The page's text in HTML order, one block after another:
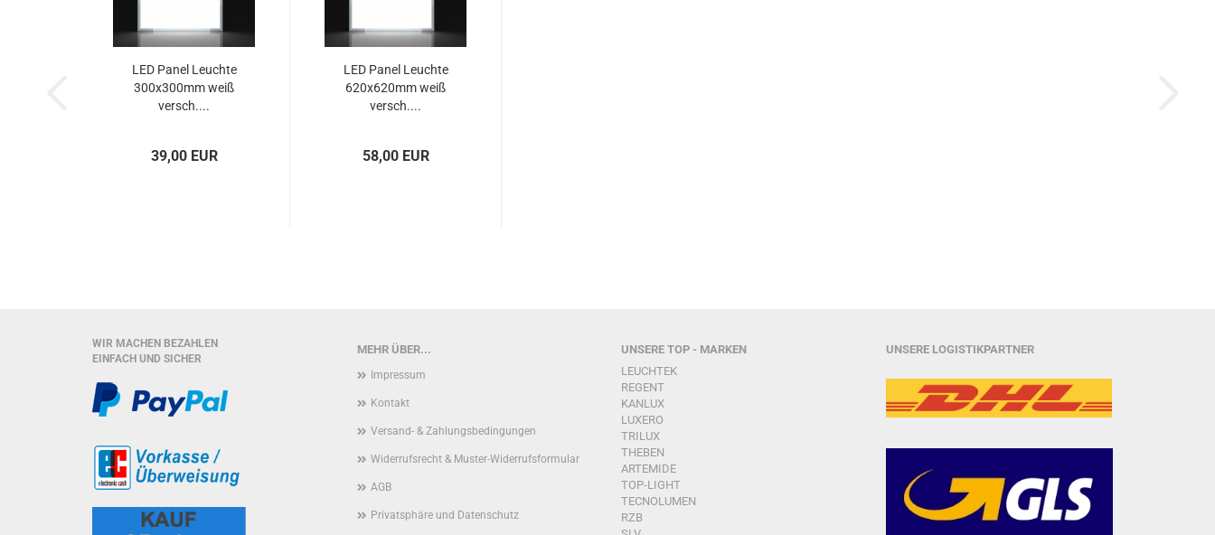
LED Panel Leuchte
300x300mm weiß
versch....
39,00 EUR
LED Panel Leuchte
620x620mm weiß
versch....
58,00 EUR
MEHR ÜBER...
Impressum
Kontakt
Versand- & Zahlungsbedingungen
Widerrufsrecht & Muster-Widerrufsformular
AGB
Privatsphäre und Datenschutz
UNSERE TOP - MARKEN
LEUCHTEK
REGENT
KANLUX
LUXERO
TRILUX
THEBEN
ARTEMIDE
TOP-LIGHT
TECNOLUMEN
RZB
UNSERE LOGISTIKPARTNER
WIR MACHEN BEZAHLEN
EINFACH UND SICHER